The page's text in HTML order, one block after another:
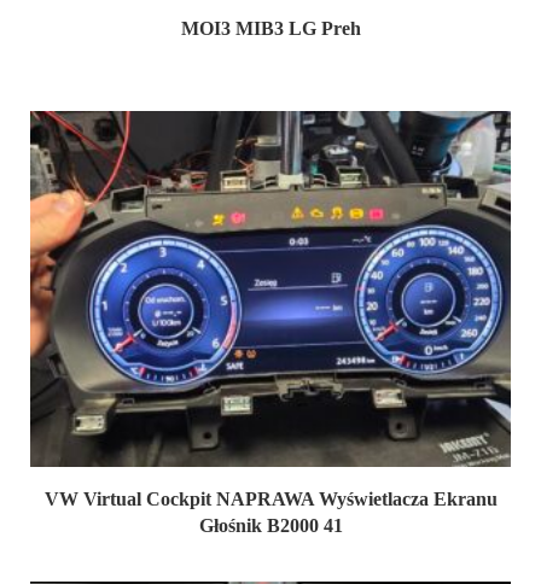
MOI3 MIB3 LG Preh
VW Virtual Cockpit NAPRAWA Wyświetlacza Ekranu
Głośnik B2000 41